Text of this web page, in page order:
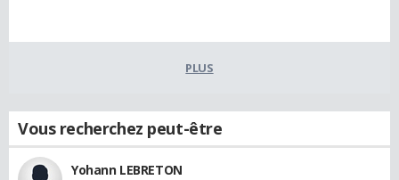
PLUS
Vous recherchez peut-être
Yohann LEBRETON